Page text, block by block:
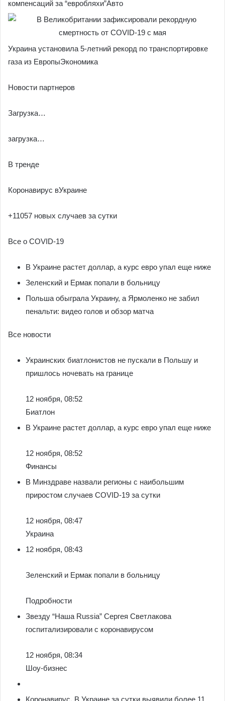
компенсаций за “евробляхи”Авто
Украина установила 5-летний рекорд по транспортировке
газа из ЕвропыЭкономика
Новости партнеров
Загрузка…
загрузка…
В тренде
Коронавирус вУкраине
+11057 новых случаев за сутки
Все о COVID-19
В Украине растет доллар, а курс евро упал еще ниже
Зеленский и Ермак попали в больницу
Польша обыграла Украину, а Ярмоленко не забил
пенальти: видео голов и обзор матча
Все новости
Украинских биатлонистов не пускали в Польшу и
пришлось ночевать на границе
12 ноября, 08:52
Биатлон
В Украине растет доллар, а курс евро упал еще ниже
12 ноября, 08:52
Финансы
В Минздраве назвали регионы с наибольшим
приростом случаев COVID-19 за сутки
12 ноября, 08:47
Украина
12 ноября, 08:43
Зеленский и Ермак попали в больницу
Подробности
Звезду “Наша Russia” Сергея Светлакова
госпитализировали с коронавирусом
12 ноября, 08:34
Шоу-бизнес
Коронавирус. В Украине за сутки выявили более 11